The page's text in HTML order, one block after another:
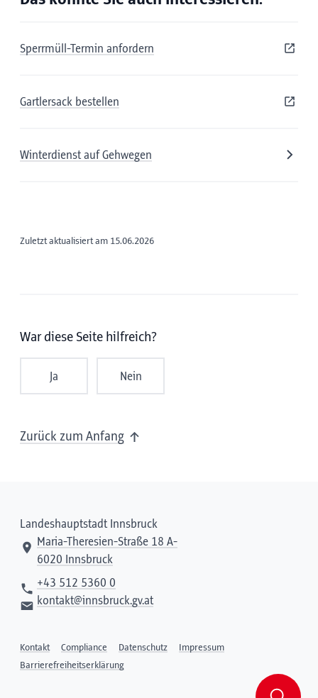
Sperrmüll-Termin anfordern
Gartlersack bestellen
Winterdienst auf Gehwegen
Zuletzt aktualisiert am 15.06.2026
War diese Seite hilfreich?
Ja Nein
Zurück zum Anfang
Landeshauptstadt Innsbruck
Maria-Theresien-Straße 18 A-
6020 Innsbruck
+43 512 5360 0
kontakt@innsbruck.gv.at
Kontakt Compliance Datenschutz
Impressum
Barrierefreiheitserklärung